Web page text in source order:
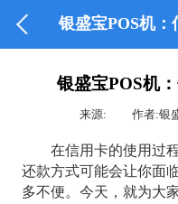
银盛宝POS机：
银盛宝POS机
来源: 作者:银
在信用卡的使用过
还款方式可能会让你面
多不便。今天，就为大